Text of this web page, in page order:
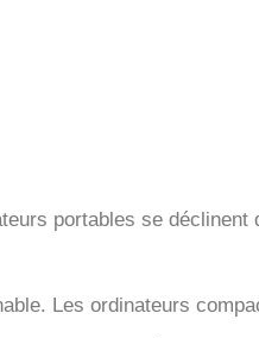
portables se déclinent
Les ordinateurs